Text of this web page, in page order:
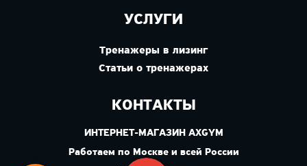
УСЛУГИ
Тренажеры в лизинг
Статьи о тренажерах
КОНТАКТЫ
ИНТЕРНЕТ-МАГАЗИН AXGYM
Работаем по Москве и всей России